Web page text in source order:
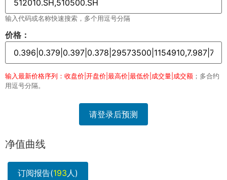
输入代码或名称快速搜索，多个用逗号分隔
价格：
输入最新价格序列：收盘价|开盘价|最高价|最低价|成交量|成交额 ；多合约
用逗号分隔。
请登录后预测
净值曲线
订阅报告(193人)